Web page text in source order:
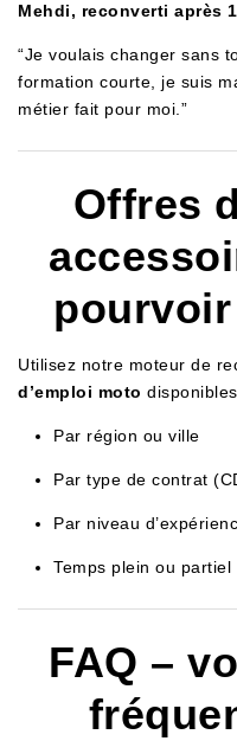
Mehdi, reconverti après
“Je voulais changer sans
formation courte, je suis
métier fait pour moi.”
Offres
Utilisez notre moteur de
d’emploi moto
Par région ou ville
Par type de contrat
Par niveau
Temps plein ou partiel
FAQ –